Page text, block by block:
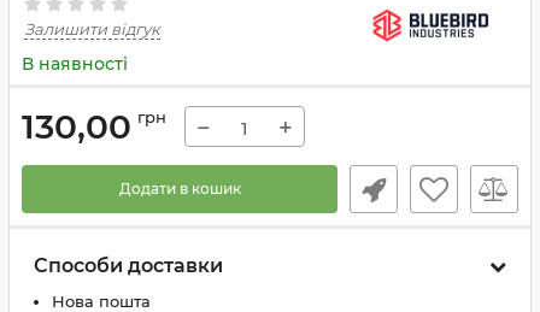
Залишити відгук
В наявності
130,00 грн − +
Додати в кошик
Способи доставки
Нова пошта